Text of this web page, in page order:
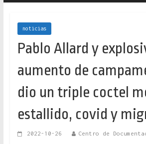
noticias
Pablo Allard y
aumento de
dio un triple coctel
estallido, covid y
2022-10-26 Centro de